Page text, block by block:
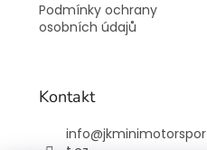
Podmínky ochrany
osobních údajů
Kontakt
info@jkminimotorspor